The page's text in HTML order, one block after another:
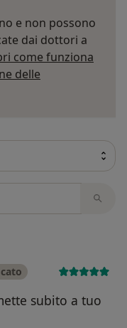
e non possono
dai dottori a
come funziona
delle
subito a tuo